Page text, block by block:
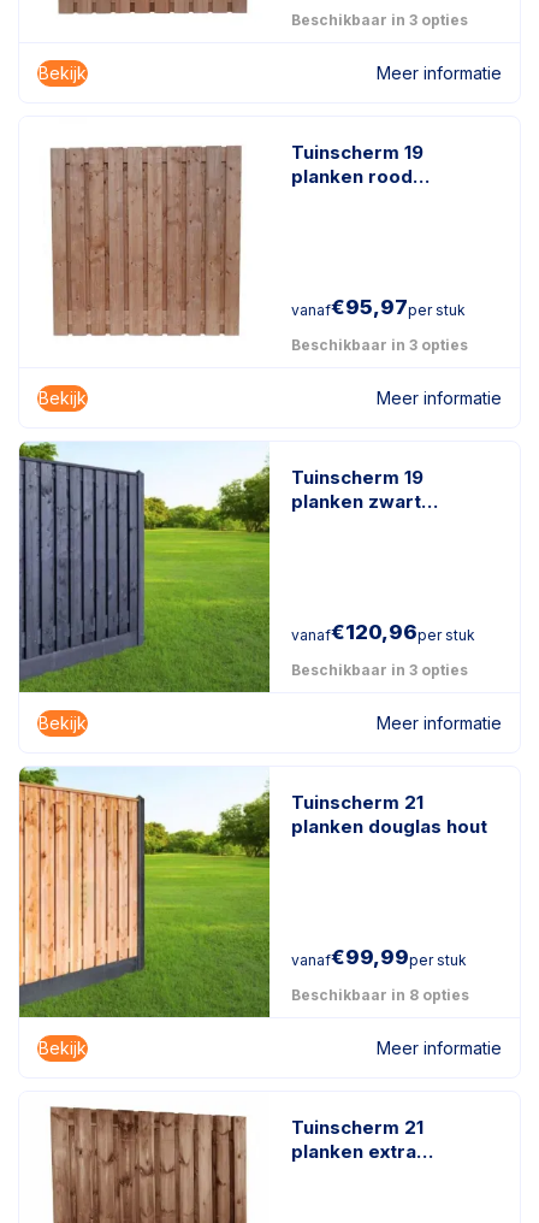
Beschikbaar in 3 opties
Bekijk Meer informatie
Tuinscherm 19
planken rood
vanaf€95,97per stuk
Beschikbaar in 3 opties
Bekijk Meer informatie
Tuinscherm 19
planken zwart
vanaf€120,96per stuk
Beschikbaar in 3 opties
Bekijk Meer informatie
Tuinscherm 21
planken douglas hout
vanaf€99,99per stuk
Beschikbaar in 8 opties
Bekijk Meer informatie
Tuinscherm 21
planken extra